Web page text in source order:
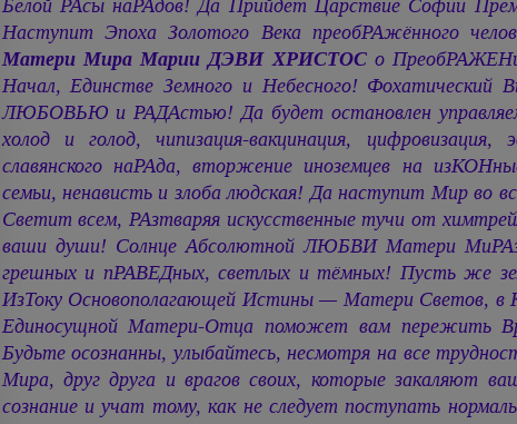
Белой РАсы наРАдов! Да Прийдет Царствие Софии
Наступит Эпоха Золотого Века преобРАжённого
Матери МираМарии ДЭВИ ХРИСТОСо
Начал, Единстве Земного и Небесного!
ЛЮБОВЬЮ и РАДАстью! Да будет остановлен
холод и голод, чипизация-вакцинация, цифровизация,
славянского наРАда, вторжение иноземцев на
семьи, ненависть и злоба людская! Да наступит Мир во
Светит всем, РАзтваряя искусственные тучи от
ваши души! Солнце Абсолютной ЛЮБВИ Матери
грешных и пРАВЕДных, светлых и тёмных! Пусть же
ИзТоку Основополагающей Истины — Матери Светов, в
Единосущной Матери-Отца поможет вам пережить
Будьте осознанны, улыбайтесь, несмотря на все
Мира, друг друга и врагов своих, которые закаляют
сознание и учат тому, как не следует поступать